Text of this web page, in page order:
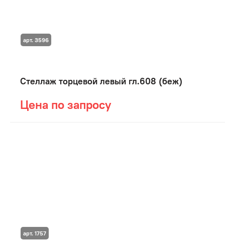
Стеллаж торцевой левый гл.608 (беж)
Цена по запросу
арт. 3596
арт. 1757